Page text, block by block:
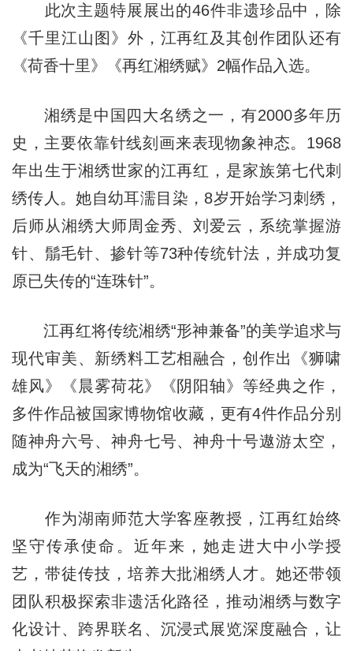
此次主题特展展出的46件非遗珍品中，除
《千里江山图》外，江再红及其创作团队还有
《荷香十里》《再红湘绣赋》2幅作品入选。
湘绣是中国四大名绣之一，有2000多年历
史，主要依靠针线刻画来表现物象神态。1968
年出生于湘绣世家的江再红，是家族第七代刺
绣传人。她自幼耳濡目染，8岁开始学习刺绣，
后师从湘绣大师周金秀、刘爱云，系统掌握游
针、鬅毛针、掺针等73种传统针法，并成功复
原已失传的“连珠针”。
江再红将传统湘绣“形神兼备”的美学追求与
现代审美、新绣料工艺相融合，创作出《狮啸
雄风》《晨雾荷花》《阴阳轴》等经典之作，
多件作品被国家博物馆收藏，更有4件作品分别
随神舟六号、神舟七号、神舟十号遨游太空，
成为“飞天的湘绣”。
作为湖南师范大学客座教授，江再红始终
坚守传承使命。近年来，她走进大中小学授
艺，带徒传技，培养大批湘绣人才。她还带领
团队积极探索非遗活化路径，推动湘绣与数字
化设计、跨界联名、沉浸式展览深度融合，让